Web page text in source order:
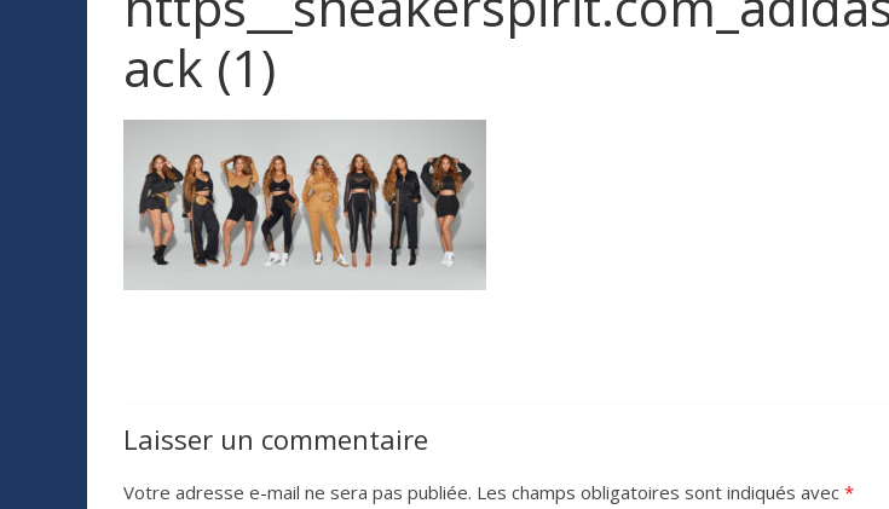
ack (1)
Laisser un commentaire
Votre adresse e-mail ne sera pas publiée. Les champs obligatoires sont indiqués avec *